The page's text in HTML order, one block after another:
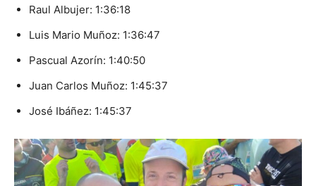
Raul Albujer: 1:36:18
Luis Mario Muñoz: 1:36:47
Pascual Azorín: 1:40:50
Juan Carlos Muñoz: 1:45:37
José Ibáñez: 1:45:37